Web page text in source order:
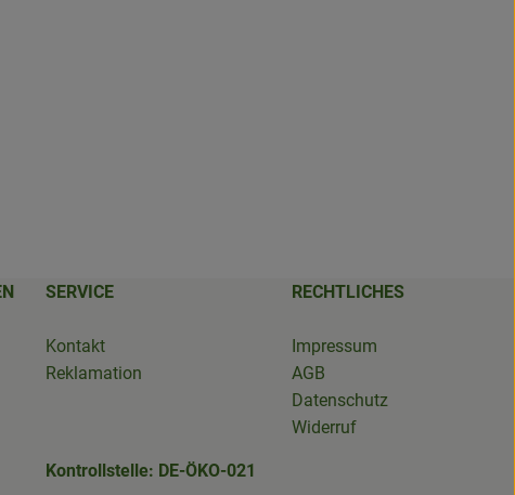
SERVICE
Kontakt
Reklamation
RECHTLICHES
Impressum
AGB
Datenschutz
Widerruf
Kontrollstelle: DE-ÖKO-021